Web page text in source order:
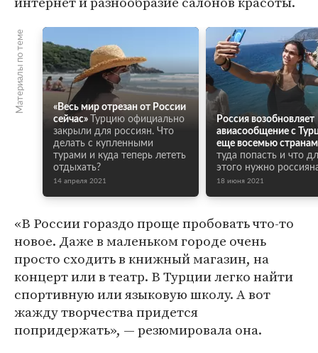
Материалы по теме
«Весь мир отрезан от России
сейчас»
Турцию официально
закрыли для россиян. Что
делать с купленными
турами и куда теперь лететь
отдыхать?
14 апреля 2021
Россия возобновляет
авиасообщение с
еще восемью
туда попасть и что
этого нужно
18 июня 2021
«В России гораздо проще пробовать что-то
новое. Даже в маленьком городе очень
просто сходить в книжный магазин, на
концерт или в театр. В Турции легко найти
спортивную или языковую школу. А вот
жажду творчества придется
попридержать», — резюмировала она.